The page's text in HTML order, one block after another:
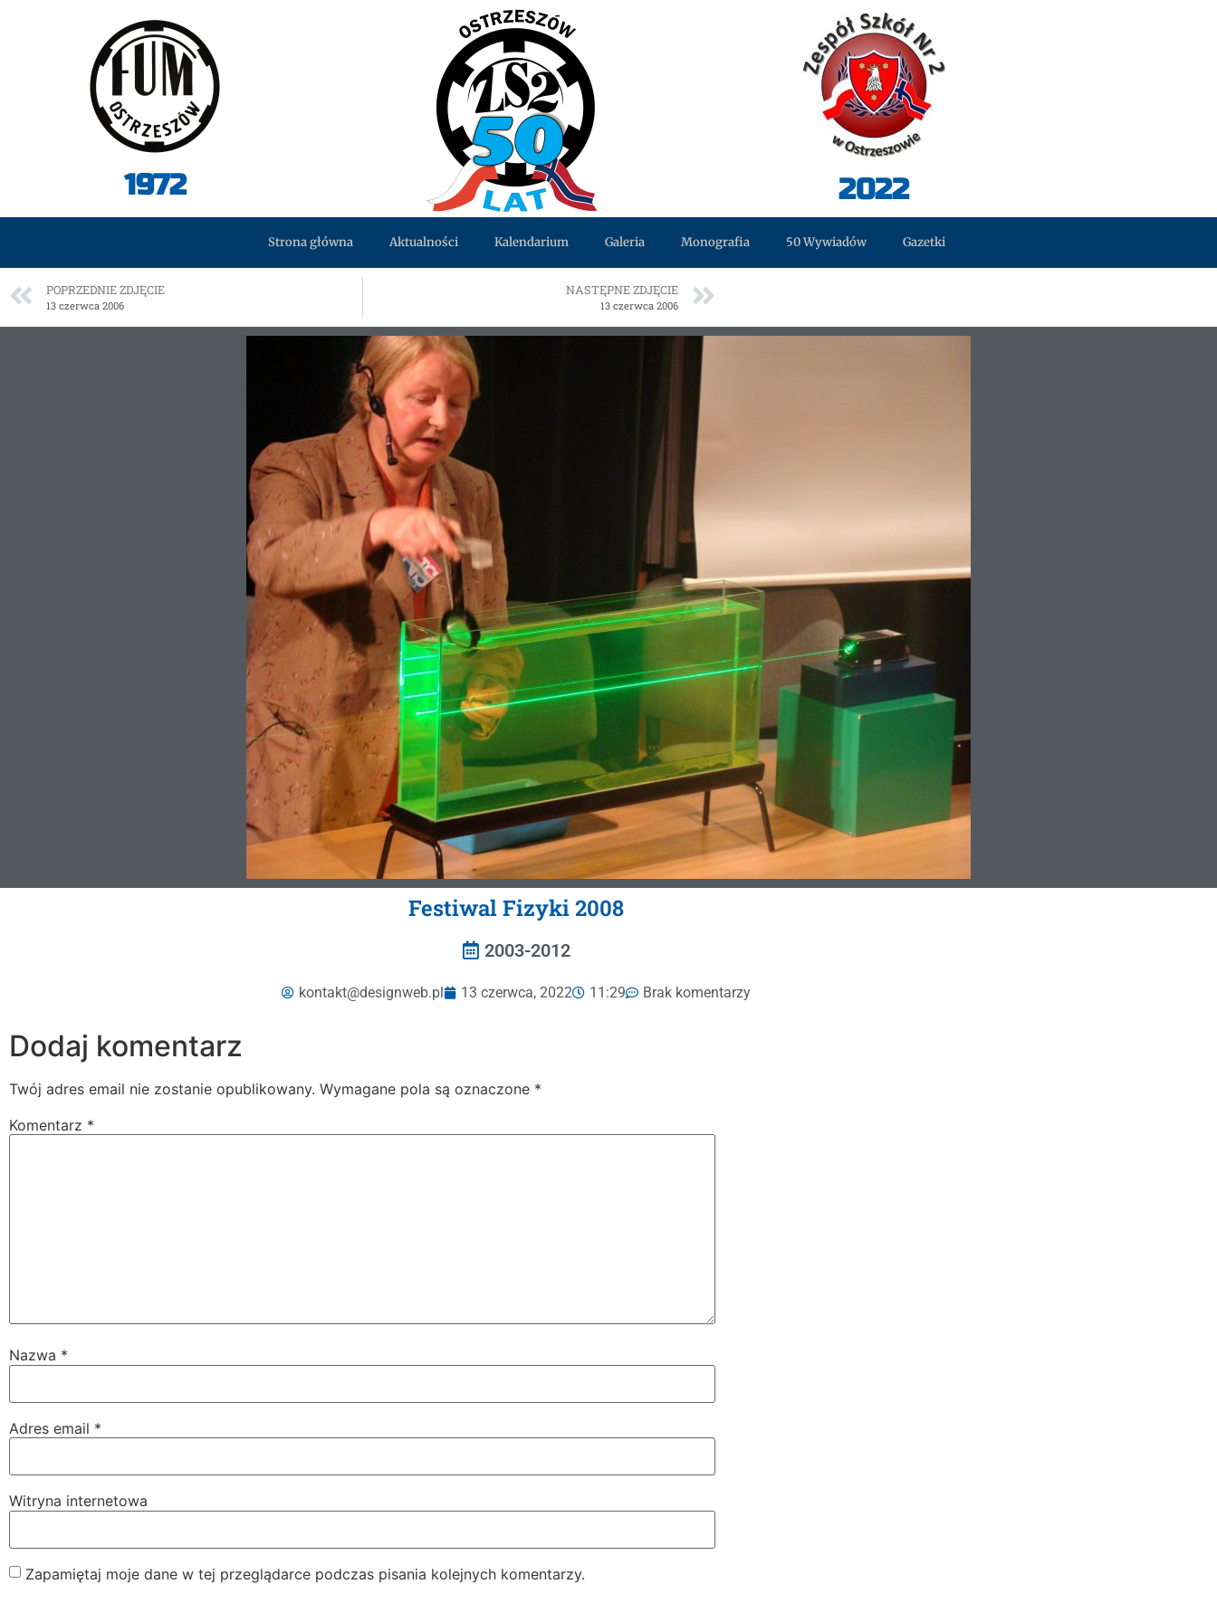
1972 2022
Strona główna Aktualności Kalendarium Galeria Monografia 50 Wywiadów Gazetki
POPRZEDNIE ZDJĘCIE
13 czerwca 2006
NASTĘPNE ZDJĘCIE
13 czerwca 2006
Festiwal Fizyki 2008
2003-2012
kontakt@designweb.pl 13 czerwca, 2022 11:29 Brak komentarzy
Dodaj komentarz
Twój adres email nie zostanie opublikowany. Wymagane pola są oznaczone *
Komentarz *
Nazwa *
Adres email *
Witryna internetowa
Zapamiętaj moje dane w tej przeglądarce podczas pisania kolejnych komentarzy.